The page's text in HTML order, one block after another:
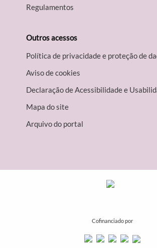
Regulamentos
Outros acessos
Política de privacidade e proteção de
Aviso de cookies
Declaração de Acessibilidade e
Mapa do site
Arquivo do portal
Cofinanciado por